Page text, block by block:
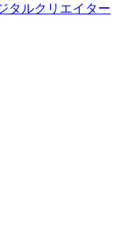
タルクリエイター